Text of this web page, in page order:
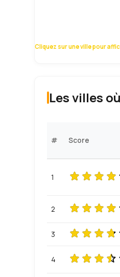
Cliquez sur une ville pour
Les villes
# Score
1
2
3
4